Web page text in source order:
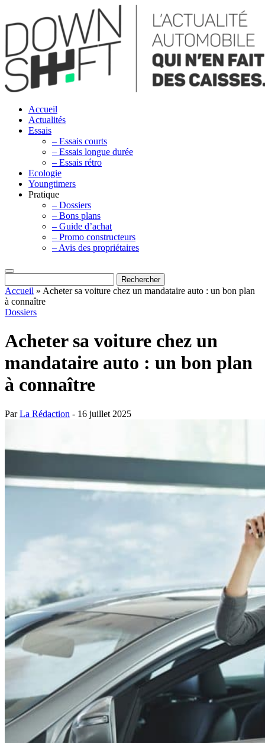
Accueil
Actualités
Essais
– Essais courts
– Essais longue durée
– Essais rétro
Ecologie
Youngtimers
Pratique
– Dossiers
– Bons plans
– Guide d’achat
– Promo constructeurs
– Avis des propriétaires
Accueil » Acheter sa voiture chez un mandataire auto : un bon plan
à connaître
Dossiers
Acheter sa voiture chez un
mandataire auto : un bon plan
à connaître
ParLa Rédaction - 16 juillet 2025